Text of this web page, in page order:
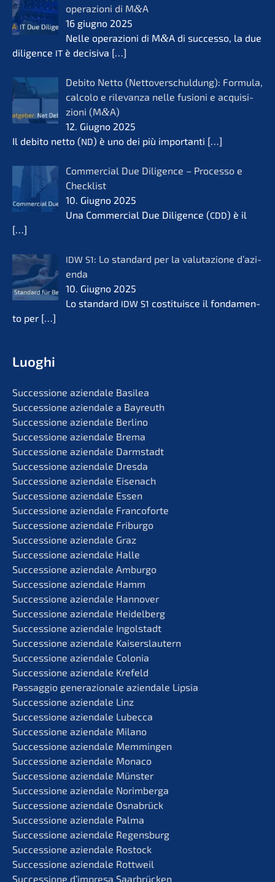
opera­zio­ni di M&A
16 giugno 2025
Nelle opera­zio­ni di M&A di succes­so, la due
diligence IT è decisi­va […]
Debito Netto (Netto­ver­schul­dung): Formu­la,
calco­lo e rilevanza nelle fusio­ni e acqui­si­
zio­ni (M&A)
12. Giugno 2025
Il debito netto (ND) è uno dei più importan­ti […]
Commer­cial Due Diligence – Proces­so e
Check­list
10. Giugno 2025
Una Commer­cial Due Diligence (CDD) è il
[…]
IDW S1: Lo standard per la valuta­zio­ne d’azi­
en­da
10. Giugno 2025
Lo standard IDW S1 costi­tuis­ce il fonda­men­
to per […]
Luoghi
Succes­sio­ne aziend­a­le Basilea
Succes­sio­ne aziend­a­le a Bayreuth
Succes­sio­ne aziend­a­le Berlino
Succes­sio­ne aziend­a­le Brema
Succes­sio­ne aziend­a­le Darmstadt
Succes­sio­ne aziend­a­le Dresda
Succes­sio­ne aziend­a­le Eisenach
Succes­sio­ne aziend­a­le Essen
Succes­sio­ne aziend­a­le Francoforte
Succes­sio­ne aziend­a­le Friburgo
Succes­sio­ne aziend­a­le Graz
Succes­sio­ne aziend­a­le Halle
Succes­sio­ne aziend­a­le Amburgo
Succes­sio­ne aziend­a­le Hamm
Succes­sio­ne aziend­a­le Hannover
Succes­sio­ne aziend­a­le Heidelberg
Succes­sio­ne aziend­a­le Ingolstadt
Succes­sio­ne aziend­a­le Kaiserslautern
Succes­sio­ne aziend­a­le Colonia
Succes­sio­ne aziend­a­le Krefeld
Passag­gio genera­zio­na­le aziend­a­le Lipsia
Succes­sio­ne aziend­a­le Linz
Succes­sio­ne aziend­a­le Lubecca
Succes­sio­ne aziend­a­le Milano
Succes­sio­ne aziend­a­le Memmingen
Succes­sio­ne aziend­a­le Monaco
Succes­sio­ne aziend­a­le Münster
Succes­sio­ne aziend­a­le Norimberga
Succes­sio­ne aziend­a­le Osnabrück
Succes­sio­ne aziend­a­le Palma
Succes­sio­ne aziend­a­le Regensburg
Succes­sio­ne aziend­a­le Rostock
Succes­sio­ne aziend­a­le Rottweil
Succes­sio­ne d’impre­sa Saarbrücken